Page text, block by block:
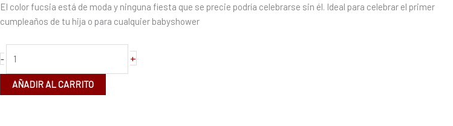
El color fucsia está de moda y ninguna fiesta que se precie podría celebrarse sin él. Ideal para celebrar el primer
cumpleaños de tu hija o para cualquier babyshower
-
80cm
cantidad
+
AÑADIR AL CARRITO